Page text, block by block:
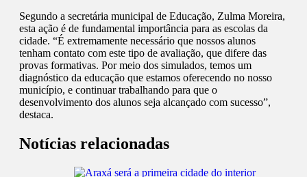
Segundo a secretária municipal de Educação, Zulma Moreira,
esta ação é de fundamental importância para as escolas da
cidade. “É extremamente necessário que nossos alunos
tenham contato com este tipo de avaliação, que difere das
provas formativas. Por meio dos simulados, temos um
diagnóstico da educação que estamos oferecendo no nosso
município, e continuar trabalhando para que o
desenvolvimento dos alunos seja alcançado com sucesso”,
destaca.
Notícias relacionadas